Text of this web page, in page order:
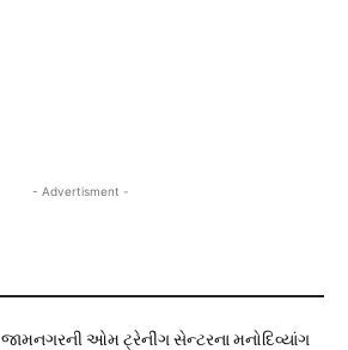
- Advertisment -
જામનગરની ઓમ ટ્રેનીંગ સેન્ટરના મનોદિવ્યાંગ